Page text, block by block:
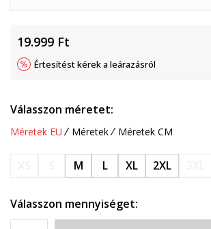
19.999 Ft
Értesítést kérek a leárazásról
Válasszon méretet:
Méretek EU Méretek Méretek CM
M L XL 2XL
Válasszon mennyiséget: